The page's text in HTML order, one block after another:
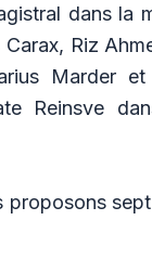
dans la
Carax, Riz
Marder et
Reinsve
proposons